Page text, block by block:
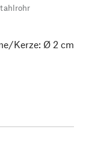
Kerze: Ø 2 cm